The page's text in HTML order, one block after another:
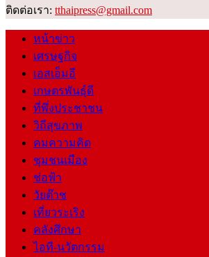
ติดต่อเรา: tthaipress@gmail.com
หน้าข่าว
เศรษฐกิจ
เอสเอ็มอี
เกษตรพันธุ์ดี
ที่พึ่งประชาชน
วิถีสุขภาพ
คมความคิด
ชุมชนเมือง
ช่อฟ้า
วัยต๊าช
เที่ยวระเริง
คลังศึกษา
ไอที-นวัตกรรม